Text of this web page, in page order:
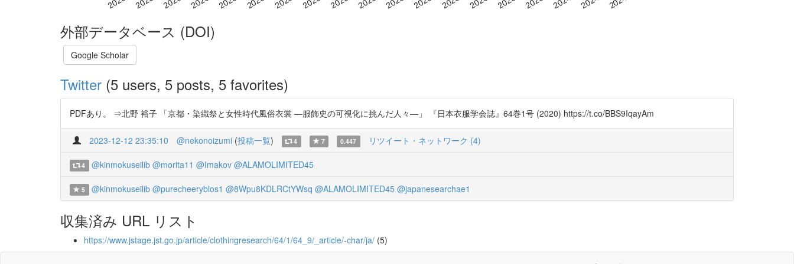
外部データベース (DOI)
Google Scholar
Twitter (5 users, 5 posts, 5 favorites)
PDFあり。 ⇒北野 裕子 「京都・染織祭と女性時代風俗衣裳 ―服飾史の可視化に挑んだ人々―」 『日本衣服学会誌』64巻1号 (2020) https://t.co/BBS9IqayAm
2023-12-12 23:35:10 @nekonoizumi (投稿一覧) 4 7 0.447 リツイート・ネットワーク (4)
4 @kinmokuseilib @morita11 @Imakov @ALAMOLIMITED45
5 @kinmokuseilib @purecheeryblos1 @8Wpu8KDLRCtYWsq @ALAMOLIMITED45 @japanesearchae1
収集済み URL リスト
https://www.jstage.jst.go.jp/article/clothingresearch/64/1/64_9/_article/-char/ja/ (5)